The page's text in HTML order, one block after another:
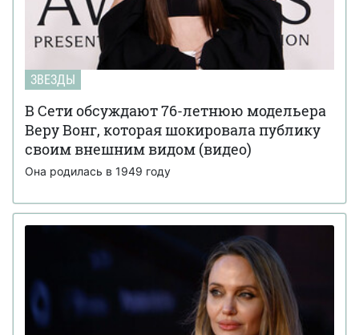
ЗВЕЗДЫ
В Сети обсуждают 76-летнюю модельера
Веру Вонг, которая шокировала публику
своим внешним видом (видео)
Она родилась в 1949 году